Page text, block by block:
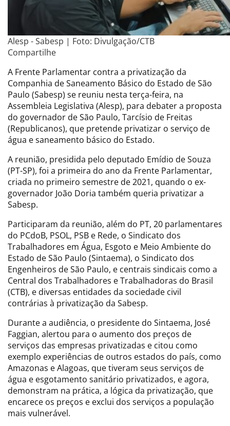
Alesp - Sabesp | Foto: Divulgação/CTB
Compartilhe
A Frente Parlamentar contra a privatização da
Companhia de Saneamento Básico do Estado de São
Paulo (Sabesp) se reuniu nesta terça-feira, na
Assembleia Legislativa (Alesp), para debater a proposta
do governador de São Paulo, Tarcísio de Freitas
(Republicanos), que pretende privatizar o serviço de
água e saneamento básico do Estado.
A reunião, presidida pelo deputado Emídio de Souza
(PT-SP), foi a primeira do ano da Frente Parlamentar,
criada no primeiro semestre de 2021, quando o ex-
governador João Doria também queria privatizar a
Sabesp.
Participaram da reunião, além do PT, 20 parlamentares
do PCdoB, PSOL, PSB e Rede, o Sindicato dos
Trabalhadores em Água, Esgoto e Meio Ambiente do
Estado de São Paulo (Sintaema), o Sindicato dos
Engenheiros de São Paulo, e centrais sindicais como a
Central dos Trabalhadores e Trabalhadoras do Brasil
(CTB), e diversas entidades da sociedade civil
contrárias à privatização da Sabesp.
Durante a audiência, o presidente do Sintaema, José
Faggian, alertou para o aumento dos preços de
serviços das empresas privatizadas e citou como
exemplo experiências de outros estados do país, como
Amazonas e Alagoas, que tiveram seus serviços de
água e esgotamento sanitário privatizados, e agora,
demonstram na prática, a lógica da privatização, que
encarece os preços e exclui dos serviços a população
mais vulnerável.